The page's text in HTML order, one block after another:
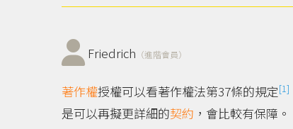
Friedrich （進階會員）
著作權授權可以看著作權法第37條的規定[1]
是可以再擬更詳細的契約 ，會比較有保障。